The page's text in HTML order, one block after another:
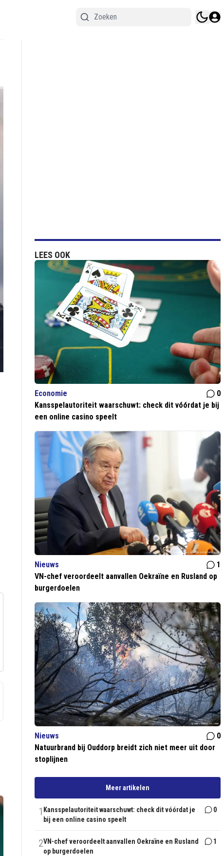
LEES OOK
Economie
0
Kansspelautoriteit waarschuwt: check dit vóórdat je bij
een online casino speelt
Nieuws
1
VN-chef veroordeelt aanvallen Oekraïne en Rusland op
burgerdoelen
Nieuws
0
Natuurbrand bij Ouddorp breidt zich niet meer uit door
stoplijnen
Meer artikelen
1 Kansspelautoriteit waarschuwt: check dit vóórdat je
bij een online casino speelt
0
2VN-chef veroordeelt aanvallen Oekraïne en Rusland
op burgerdoelen
1